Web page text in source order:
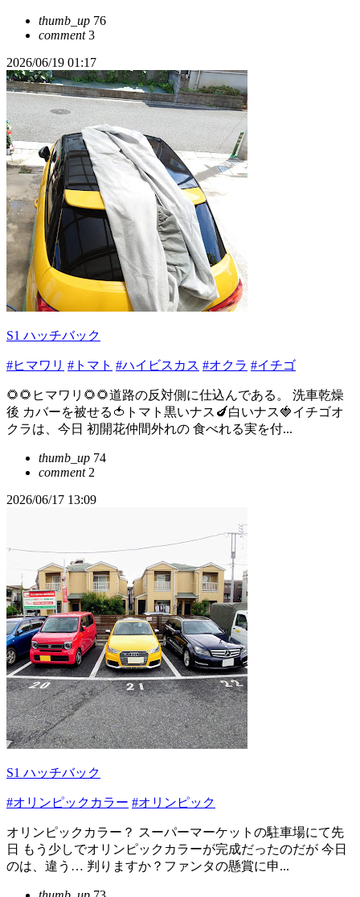
thumb_up 76
comment3
2026/06/19 01:17
S1 ハッチバック
#ヒマワリ #トマト #ハイビスカス #オクラ #イチゴ
🌻🌻ヒマワリ🌻🌻道路の反対側に仕込んである。 洗車乾燥
後 カバーを被せる🍅トマト黒いナス🍆白いナス🍓イチゴオ
クラは、今日 初開花仲間外れの 食べれる実を付...
thumb_up 74
comment2
2026/06/17 13:09
S1 ハッチバック
#オリンピックカラー #オリンピック
オリンピックカラー？ スーパーマーケットの駐車場にて先
日 もう少しでオリンピックカラーが完成だったのだが 今日
のは、違う… 判りますか？ファンタの懸賞に申...